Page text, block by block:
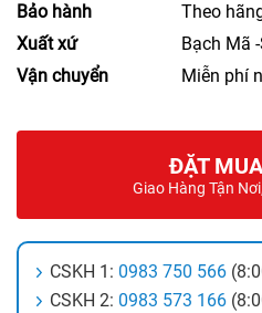
Bảo hành
Theo
Xuất xứ
Bạch Mã
Vận chuyển
Miễn phí
ĐẶT
Giao Hàng Tận
CSKH 1: 0983 750 566
CSKH 2: 0983 573 166